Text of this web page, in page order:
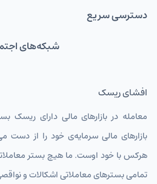
دسترسی سریع
شبکه‌های
افشای ریسک
معامله در بازارهای مالی دارای ریسک
بازارهای مالی سرمایه‌ی خود را از
هرکس با خود اوست. ما هیچ بستر
تمامی بسترهای معاملاتی اشکالات و